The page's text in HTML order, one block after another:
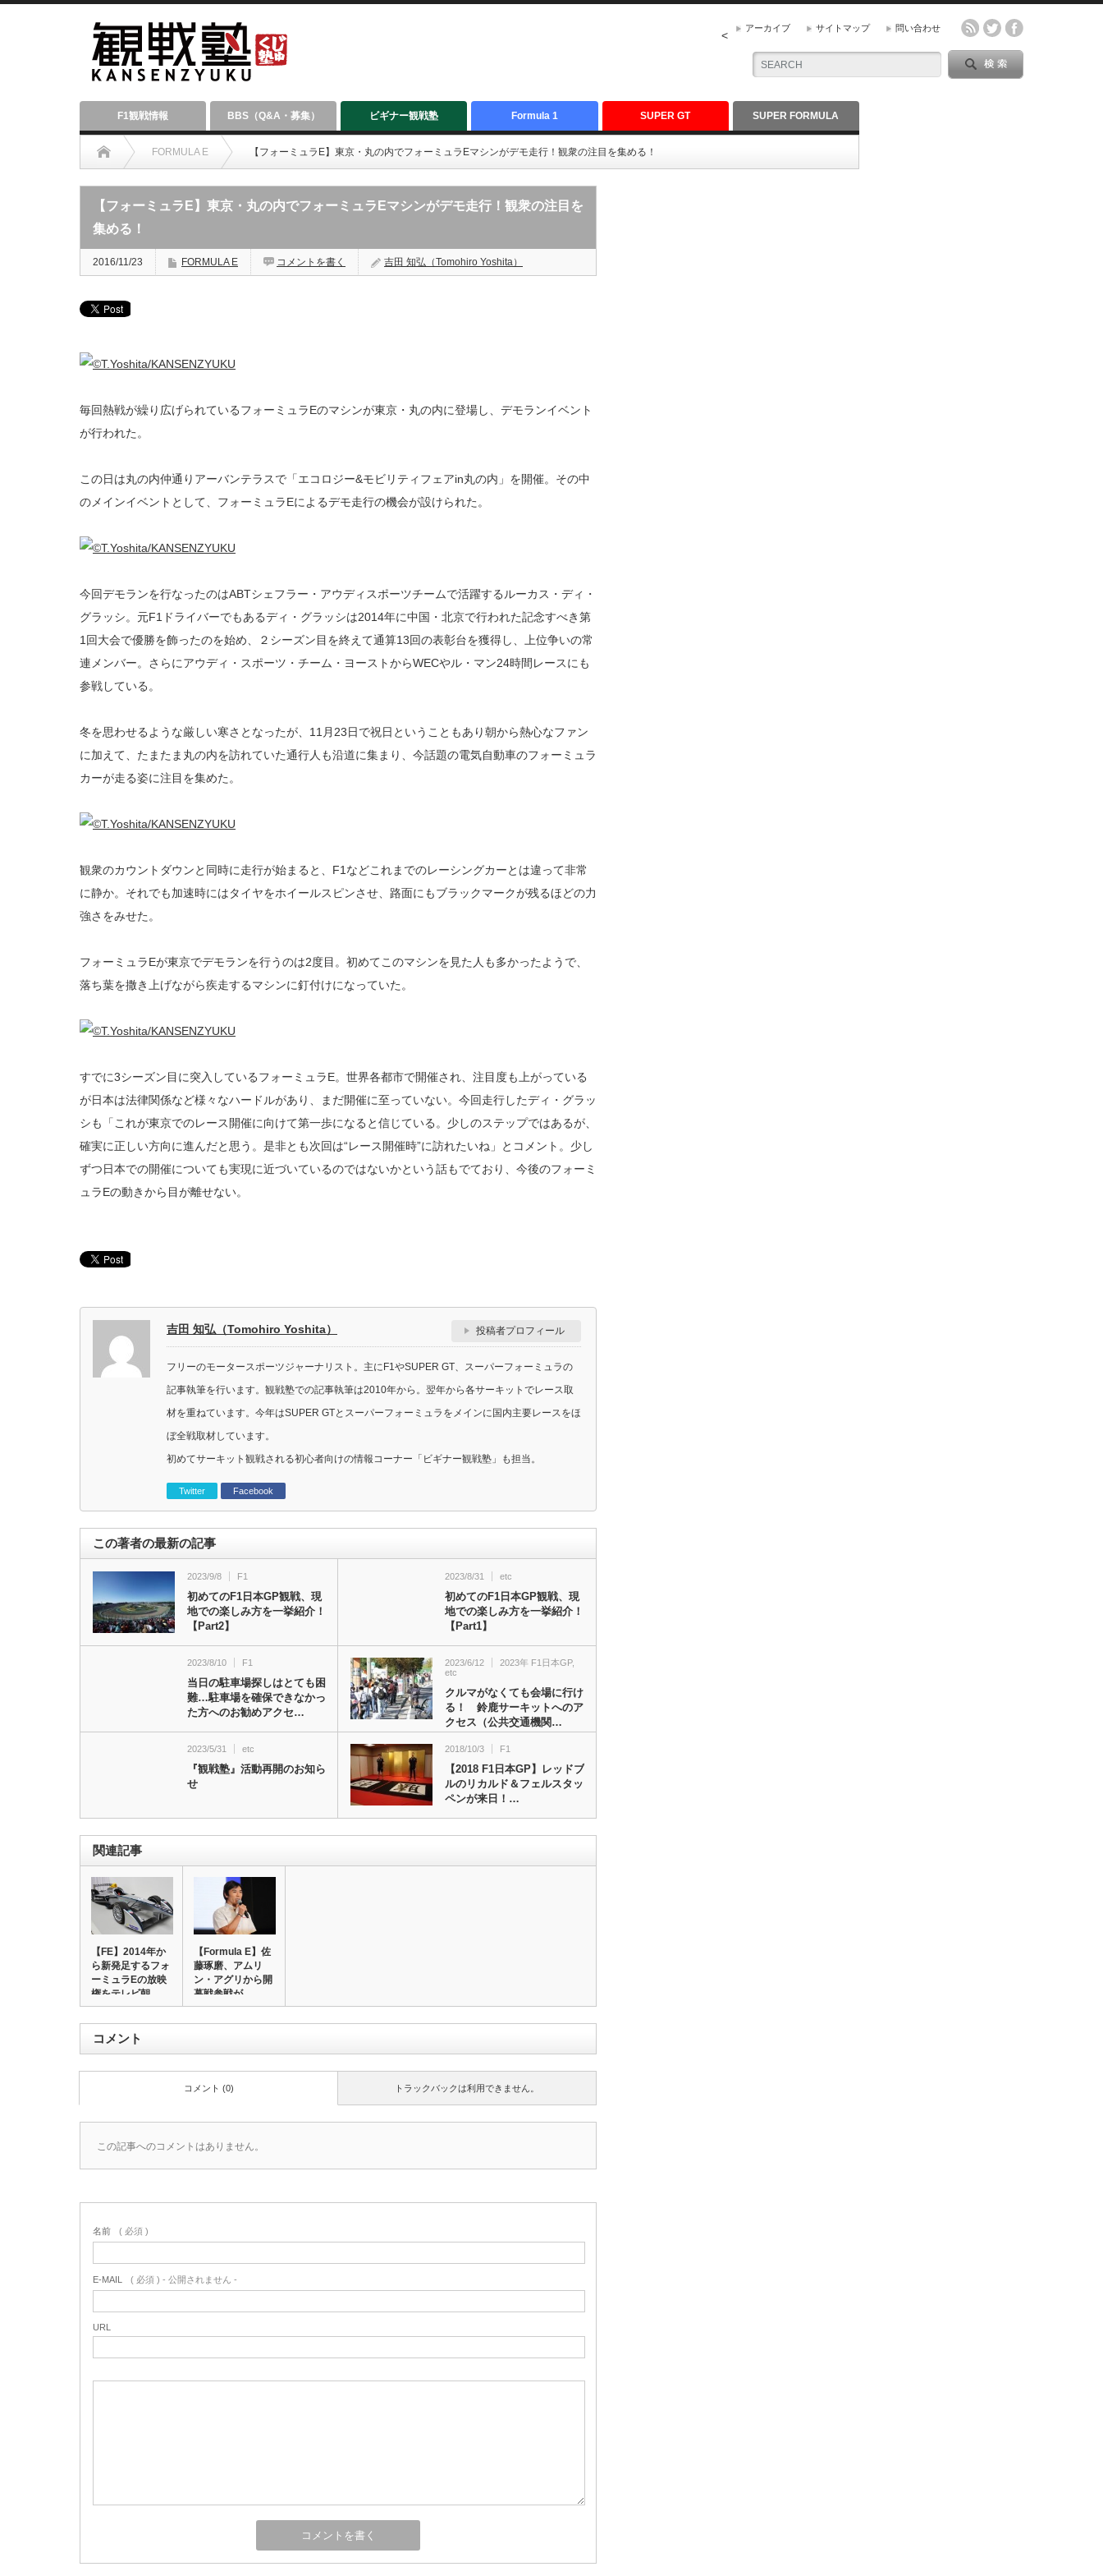
アーカイブ サイトマップ 問い合わせ
<
F1観戦情報 BBS（Q&A・募集） ビギナー観戦塾 Formula 1 SUPER GT SUPER FORMULA
FORMULA E 【フォーミュラE】東京・丸の内でフォーミュラEマシンがデモ走行！観衆の注目を集める！
【フォーミュラE】東京・丸の内でフォーミュラEマシンがデモ走行！観衆の注目を
集める！
2016/11/23 FORMULA E コメントを書く 吉田 知弘（Tomohiro Yoshita）
毎回熱戦が繰り広げられているフォーミュラEのマシンが東京・丸の内に登場し、デモランイベント
が行われた。
この日は丸の内仲通りアーバンテラスで「エコロジー&モビリティフェアin丸の内」を開催。その中
のメインイベントとして、フォーミュラEによるデモ走行の機会が設けられた。
今回デモランを行なったのはABTシェフラー・アウディスポーツチームで活躍するルーカス・ディ・
グラッシ。元F1ドライバーでもあるディ・グラッシは2014年に中国・北京で行われた記念すべき第
1回大会で優勝を飾ったのを始め、２シーズン目を終えて通算13回の表彰台を獲得し、上位争いの常
連メンバー。さらにアウディ・スポーツ・チーム・ヨーストからWECやル・マン24時間レースにも
参戦している。
冬を思わせるような厳しい寒さとなったが、11月23日で祝日ということもあり朝から熱心なファン
に加えて、たまたま丸の内を訪れていた通行人も沿道に集まり、今話題の電気自動車のフォーミュラ
カーが走る姿に注目を集めた。
観衆のカウントダウンと同時に走行が始まると、F1などこれまでのレーシングカーとは違って非常
に静か。それでも加速時にはタイヤをホイールスピンさせ、路面にもブラックマークが残るほどの力
強さをみせた。
フォーミュラEが東京でデモランを行うのは2度目。初めてこのマシンを見た人も多かったようで、
落ち葉を撒き上げながら疾走するマシンに釘付けになっていた。
すでに3シーズン目に突入しているフォーミュラE。世界各都市で開催され、注目度も上がっている
が日本は法律関係など様々なハードルがあり、まだ開催に至っていない。今回走行したディ・グラッ
シも「これが東京でのレース開催に向けて第一歩になると信じている。少しのステップではあるが、
確実に正しい方向に進んだと思う。是非とも次回は“レース開催時”に訪れたいね」とコメント。少し
ずつ日本での開催についても実現に近づいているのではないかという話もでており、今後のフォーミ
ュラEの動きから目が離せない。
吉田 知弘（Tomohiro Yoshita） 投稿者プロフィール
フリーのモータースポーツジャーナリスト。主にF1やSUPER GT、スーパーフォーミュラの
記事執筆を行います。観戦塾での記事執筆は2010年から。翌年から各サーキットでレース取
材を重ねています。今年はSUPER GTとスーパーフォーミュラをメインに国内主要レースをほ
ぼ全戦取材しています。
初めてサーキット観戦される初心者向けの情報コーナー「ビギナー観戦塾」も担当。
Twitter Facebook
この著者の最新の記事
2023/9/8 F1
初めてのF1日本GP観戦、現
地での楽しみ方を一挙紹介！
【Part2】
2023/8/31 etc
初めてのF1日本GP観戦、現
地での楽しみ方を一挙紹介！
【Part1】
2023/8/10 F1
当日の駐車場探しはとても困
難…駐車場を確保できなかっ
た方へのお勧めアクセ…
2023/6/12 2023年 F1日本GP,
etc
クルマがなくても会場に行け
る！ 鈴鹿サーキットへのア
クセス（公共交通機関…
2023/5/31 etc
『観戦塾』活動再開のお知ら
せ
2018/10/3 F1
【2018 F1日本GP】レッドブ
ルのリカルド＆フェルスタッ
ペンが来日！…
関連記事
【FE】2014年か
ら新発足するフォ
ーミュラEの放映
権をテレビ朝…
【Formula E】佐
藤琢磨、アムリ
ン・アグリから開
幕戦参戦が…
コメント
トラックバックは利用できません。
コメント (0)
この記事へのコメントはありません。
名前 ( 必須 )
E-MAIL ( 必須 ) - 公開されません -
URL